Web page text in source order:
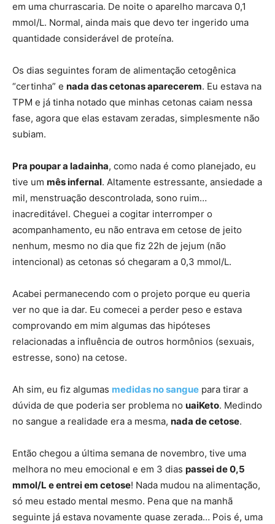
em uma churrascaria. De noite o aparelho marcava 0,1
mmol/L. Normal, ainda mais que devo ter ingerido uma
quantidade considerável de proteína.
Os dias seguintes foram de alimentação cetogênica
“certinha” e nada das cetonas aparecerem. Eu estava na
TPM e já tinha notado que minhas cetonas caiam nessa
fase, agora que elas estavam zeradas, simplesmente não
subiam.
Pra poupar a ladainha, como nada é como planejado, eu
tive um mês infernal. Altamente estressante, ansiedade a
mil, menstruação descontrolada, sono ruim…
inacreditável. Cheguei a cogitar interromper o
acompanhamento, eu não entrava em cetose de jeito
nenhum, mesmo no dia que fiz 22h de jejum (não
intencional) as cetonas só chegaram a 0,3 mmol/L.
Acabei permanecendo com o projeto porque eu queria
ver no que ia dar. Eu comecei a perder peso e estava
comprovando em mim algumas das hipóteses
relacionadas a influência de outros hormônios (sexuais,
estresse, sono) na cetose.
Ah sim, eu fiz algumas medidas no sangue para tirar a
dúvida de que poderia ser problema no uaiKeto. Medindo
no sangue a realidade era a mesma, nada de cetose.
Então chegou a última semana de novembro, tive uma
melhora no meu emocional e em 3 dias passei de 0,5
mmol/L e entrei em cetose! Nada mudou na alimentação,
só meu estado mental mesmo. Pena que na manhã
seguinte já estava novamente quase zerada… Pois é, uma